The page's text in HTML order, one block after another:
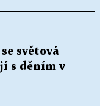
světová
s děním v